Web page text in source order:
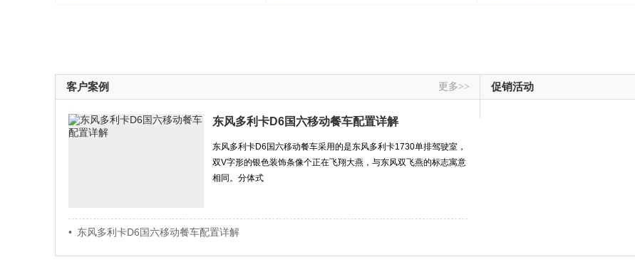
客户案例 更多>>
东风多利卡D6国六移动餐车配置详解
东风多利卡D6国六移动餐车采用的是东风多利卡1730单排驾驶室，
双V字形的银色装饰条像个正在飞翔大燕，与东风双飞燕的标志寓意
相同。分体式
• 东风多利卡D6国六移动餐车配置详解
促销活动